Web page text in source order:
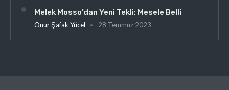
Melek Mosso’dan Yeni Tekli: Mesele Belli
Onur Şafak Yücel 28 Temmuz 2023